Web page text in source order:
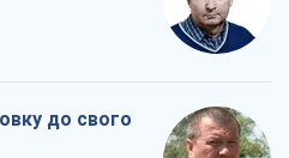
до свого